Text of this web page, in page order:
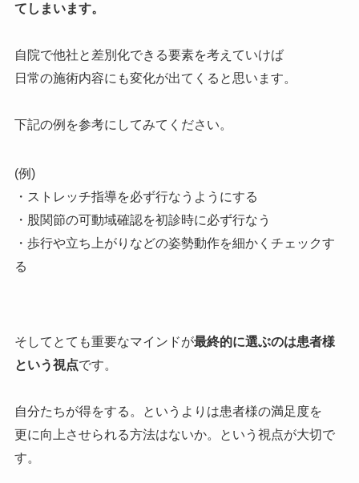
てしまいます。
自院で他社と差別化できる要素を考えていけば
日常の施術内容にも変化が出てくると思います。
下記の例を参考にしてみてください。
(例)
・ストレッチ指導を必ず行なうようにする
・股関節の可動域確認を初診時に必ず行なう
・歩行や立ち上がりなどの姿勢動作を細かくチェックす
る
そしてとても重要なマインドが最終的に選ぶのは患者様
という視点です。
自分たちが得をする。というよりは患者様の満足度を
更に向上させられる方法はないか。という視点が大切で
す。